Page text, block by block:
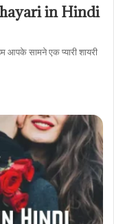
in Hindi
सामने एक प्यारी शायरी